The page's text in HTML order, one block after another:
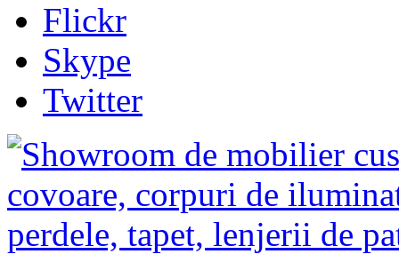
Flickr
Skype
Twitter